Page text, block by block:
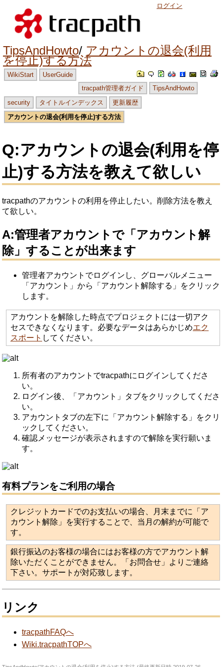
ログイン
TipsAndHowto アカウントの退会(利用
を停止)する方法
WikiStart
UserGuide
tracpath管理者ガイド
TipsAndHowto
security
タイトルインデックス
更新履歴
アカウントの退会(利用を停止)する方法
Q:アカウントの退会(利用を停
止)する方法を教えて欲しい
tracpathのアカウントの利用を停止したい。削除方法を教え
て欲しい。
A:管理者アカウントで「アカウント解
除」することが出来ます
管理者アカウントでログインし、グローバルメニュー
「アカウント」から「アカウント解除する」をクリック
します。
アカウントを解除した時点でプロジェクトには一切アク
セスできなくなります。必要なデータはあらかじめエク
スポート してください。
所有者のアカウントでtracpathにログインしてくださ
い。
ログイン後、「アカウント」タブをクリックしてくださ
い。
アカウントタブの左下に「アカウント解除する」をクリ
ックしてください。
確認メッセージが表示されますので解除を実行願いま
す。
有料プランをご利用の場合
クレジットカードでのお支払いの場合、月末までに「ア
カウント解除」を実行することで、当月の解約が可能で
す。
銀行振込のお客様の場合にはお客様の方でアカウント解
除いただくことができません。「お問合せ」よりご連絡
下さい。サポートが対応致します。
リンク
tracpathFAQへ
Wiki.tracpathTOPへ